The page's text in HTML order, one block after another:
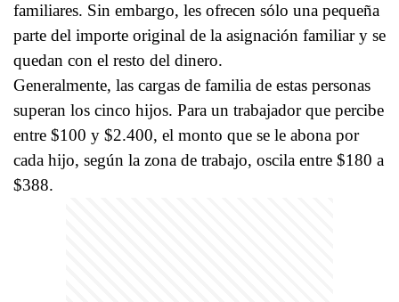
familiares. Sin embargo, les ofrecen sólo una pequeña
parte del importe original de la asignación familiar y se
quedan con el resto del dinero.
Generalmente, las cargas de familia de estas personas
superan los cinco hijos. Para un trabajador que percibe
entre $100 y $2.400, el monto que se le abona por
cada hijo, según la zona de trabajo, oscila entre $180 a
$388.